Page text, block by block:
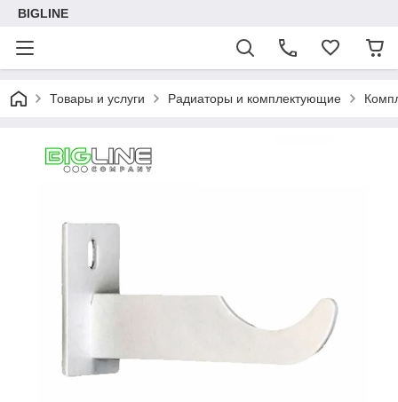
BIGLINE
Товары и услуги Радиаторы и комплектующие